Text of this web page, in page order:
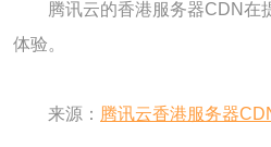
腾讯云的香港服务器CDN在
体验。
来源： 腾讯云香港服务器